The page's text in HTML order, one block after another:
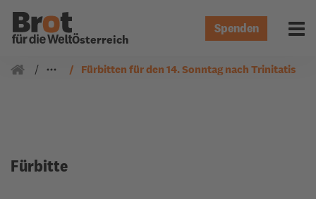
Österreich
Spenden
Gemeindearbeit
Fürbitten
Fürbitten für den 14. Sonntag nach Trinitatis
Fürbitte